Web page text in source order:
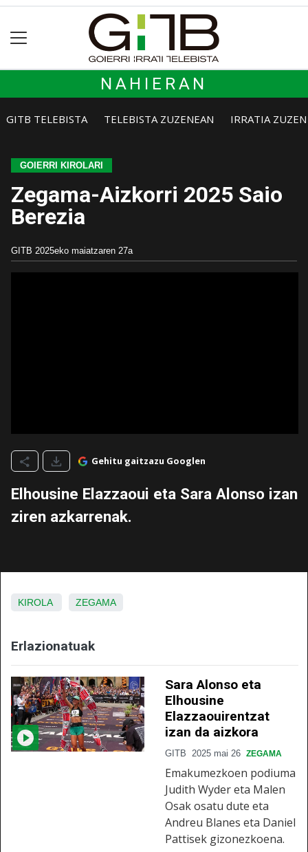
NAHIERAN
GITB TELEBISTA TELEBISTA ZUZENEAN IRRATIA
GOIERRI KIROLARI
Zegama-Aizkorri 2025 Saio
Berezia
GITB 2025eko maiatzaren 27a
Gehitu gaitzazu Googlen
Elhousine Elazzaoui eta Sara Alonso izan
ziren azkarrenak.
KIROLA ZEGAMA
Erlazionatuak
Sara Alonso eta
Elhousine
Elazzaouirentzat
izan da aizkora
GITB 2025 mai 26 ZEGAMA
Emakumezkoen podiuma
Judith Wyder eta Malen
Osak osatu dute eta
Andreu Blanes eta Daniel
Pattisek gizonezkoena.